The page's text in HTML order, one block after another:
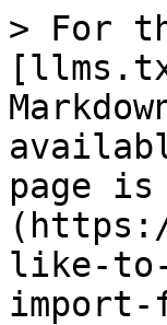
> For
page
like-to-
import-